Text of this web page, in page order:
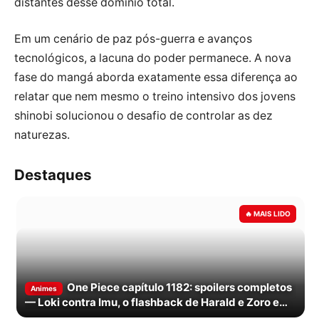
Em um cenário de paz pós-guerra e avanços
tecnológicos, a lacuna do poder permanece. A nova
fase do mangá aborda exatamente essa diferença ao
relatar que nem mesmo o treino intensivo dos jovens
shinobi solucionou o desafio de controlar as dez
naturezas.
Destaques
Animes
One Piece capítulo 1182: spoilers completos
— Loki contra Imu, o flashback de Harald e Zoro e
Sanji de pé